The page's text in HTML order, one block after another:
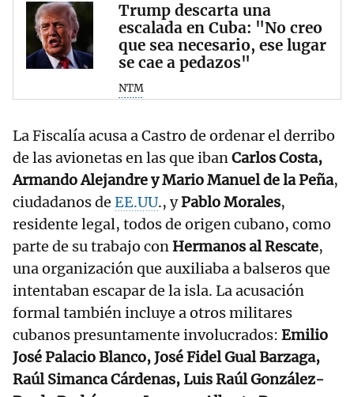
Trump descarta una
escalada en Cuba: "No creo
que sea necesario, ese lugar
se cae a pedazos"
NTM
La Fiscalía acusa a Castro de ordenar el derribo
de las avionetas en las que ibanCarlos Costa,
Armando Alejandre y Mario Manuel de la Peña,
ciudadanos de EE.UU., yPablo Morales,
residente legal, todos de origen cubano, como
parte de su trabajo con Hermanos al Rescate,
una organización que auxiliaba a balseros que
intentaban escapar de la isla. La acusación
formal también incluye a otros militares
cubanos presuntamente involucrados: Emilio
José Palacio Blanco, José Fidel Gual Barzaga,
Raúl Simanca Cárdenas, Luis Raúl González-